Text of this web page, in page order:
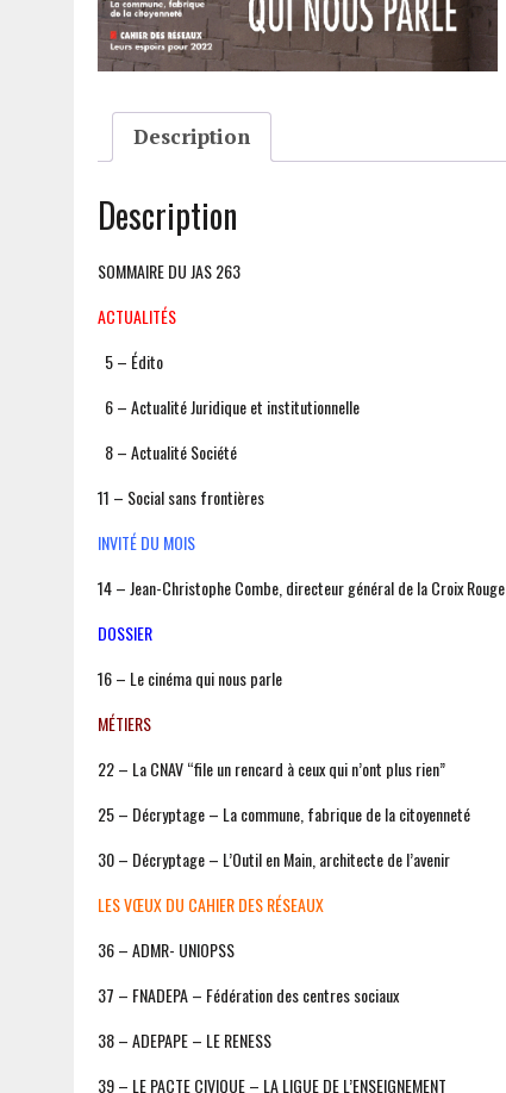
Description
Description
SOMMAIRE DU JAS 263
ACTUALITÉS
5 – Édito
6 – Actualité Juridique et institutionnelle
8 – Actualité Société
11 – Social sans frontières
INVITÉ DU MOIS
14 – Jean-Christophe Combe, directeur général de la Croix Rouge
DOSSIER
16 – Le cinéma qui nous parle
MÉTIERS
22 – La CNAV “file un rencard à ceux qui n’ont plus rien”
25 – Décryptage – La commune, fabrique de la citoyenneté
30 – Décryptage – L’Outil en Main, architecte de l’avenir
LES VŒUX DU CAHIER DES RÉSEAUX
36 – ADMR- UNIOPSS
37 – FNADEPA – Fédération des centres sociaux
38 – ADEPAPE – LE RENESS
39 – LE PACTE CIVIQUE – LA LIGUE DE L’ENSEIGNEMENT